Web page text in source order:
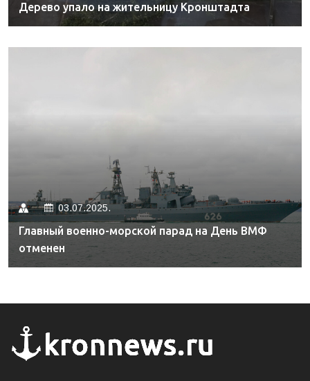
Дерево упало на жительницу Кронштадта
03.07.2025.
Главный военно-морской парад на День ВМФ
отменен